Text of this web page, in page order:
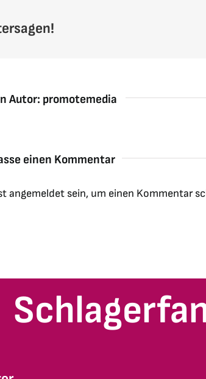
Autor: promotemedia
einen Kommentar
angemeldet sein, um einen Kommentar